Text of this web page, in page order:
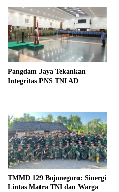
Pangdam Jaya Tekankan
Integritas PNS TNI AD
TMMD 129 Bojonegoro: Sinergi
Lintas Matra TNI dan Warga